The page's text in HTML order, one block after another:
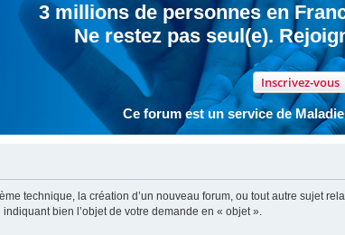
3 millions de personnes en
Ne restez pas seul(e).
Inscrivez-vous
Ce forum est un service de
technique, la création d’un nouveau forum, ou tout autre sujet
indiquant bien l’objet de votre demande en « objet ».